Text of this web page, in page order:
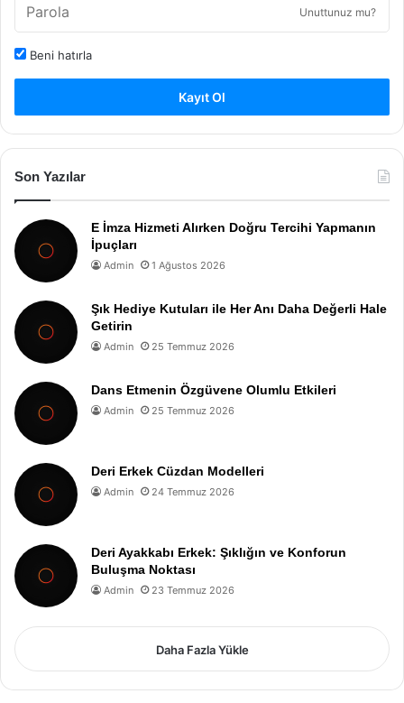
Unuttunuz mu?
Beni hatırla
Kayıt Ol
Son Yazılar
E İmza Hizmeti Alırken Doğru Tercihi Yapmanın
İpuçları
Admin 1 Ağustos 2026
Şık Hediye Kutuları ile Her Anı Daha Değerli Hale
Getirin
Admin 25 Temmuz 2026
Dans Etmenin Özgüvene Olumlu Etkileri
Admin 25 Temmuz 2026
Deri Erkek Cüzdan Modelleri
Admin 24 Temmuz 2026
Deri Ayakkabı Erkek: Şıklığın ve Konforun
Buluşma Noktası
Admin 23 Temmuz 2026
Daha Fazla Yükle